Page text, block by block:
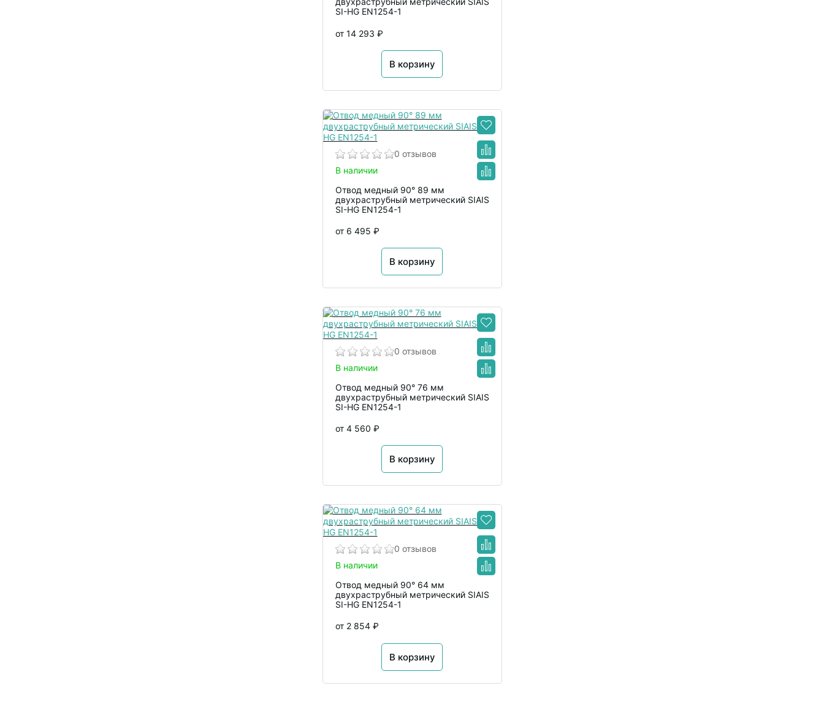
SI-HG EN1254-1
от 14 293 ₽
В корзину
0 отзывов
В наличии
Отвод медный 90° 89 мм
двухраструбный метрический SIAIS
SI-HG EN1254-1
от 6 495 ₽
В корзину
0 отзывов
В наличии
Отвод медный 90° 76 мм
двухраструбный метрический SIAIS
SI-HG EN1254-1
от 4 560 ₽
В корзину
0 отзывов
В наличии
Отвод медный 90° 64 мм
двухраструбный метрический SIAIS
SI-HG EN1254-1
от 2 854 ₽
В корзину